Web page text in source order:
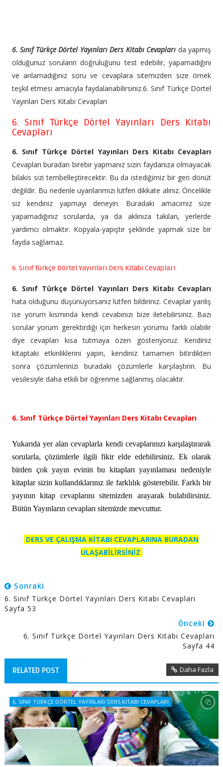
6. Sınıf Türkçe Dörtel Yayınları Ders Kitabı Cevapları da yapmış
olduğunuz soruların doğruluğunu test edebilir, yapamadığını
ve anlamadığınız soru ve cevaplara sitemizden size örnek
teşkil etmesi amacıyla faydalanabilirsiniz.6. Sınıf Türkçe Dörtel
Yayınları Ders Kitabı Cevapları
6. Sınıf Türkçe Dörtel Yayınları Ders Kitabı
Cevapları
6. Sınıf Türkçe Dörtel Yayınları Ders Kitabı Cevapları
Cevapları buradan birebir yapmanız sizin faydanıza olmayacak
bilakis sizi tembelleştirecektir. Bu da istediğimiz bir geri dönüt
değildir. Bu nedenle uyarılarımızı lütfen dikkate alınız. Öncelikle
siz kendiniz yapmayı deneyin. Buradaki amacımız size
yapamadığınız sorularda, ya da aklınıza takılan, yerlerde
yardımcı olmaktır. Kopyala-yapıştır şeklinde yapmak size bir
fayda sağlamaz.
6. Sınıf Türkçe Dörtel Yayınları Ders Kitabı Cevapları
6. Sınıf Türkçe Dörtel Yayınları Ders Kitabı Cevapları
hata olduğunu düşünüyorsanız lütfen bildiriniz. Cevaplar yanlış
ise yorum kısmında kendi cevabınızı bize iletebilirsiniz. Bazı
sorular yorum gerektirdiği için herkesin yorumu farklı olabilir
diye cevapları kısa tutmaya özen gösteriyoruz. Kendiniz
kitaptaki etkinliklerini yapın, kendiniz tamamen bitirdikten
sonra çözümlerinizi buradaki çözümlerle karşılaştırın. Bu
vesilesiyle daha etkili bir öğrenme sağlanmış olacaktır.
6. Sınıf Türkçe Dörtel Yayınları Ders Kitabı Cevapları
Yukarıda yer alan cevaplarla kendi cevaplarınızı karşılaştırarak
sorularla, çözümlerle ilgili fikir elde edebilirsiniz. Ek olarak
birden çok yayın evinin bu kitapları yayınlaması nedeniyle
kitaplar sizin kullandıklarınız ile farklılık gösterebilir. Farklı bir
yayının kitap cevaplarını sitemizden arayarak bulabilirsiniz.
Bütün Yayınların cevapları sitemizde mevcuttur.
DERS VE ÇALIŞMA KİTABI CEVAPLARINA BURADAN
ULAŞABİLİRSİNİZ
Sonraki
6. Sınıf Türkçe Dörtel Yayınları Ders Kitabı Cevapları
Sayfa 53
Önceki
6. Sınıf Türkçe Dörtel Yayınları Ders Kitabı Cevapları
Sayfa 44
RELATED POST Daha Fazla
6. SINIF TÜRKÇE DÖRTEL YAYINLARI DERS KITABI CEVAPLARI